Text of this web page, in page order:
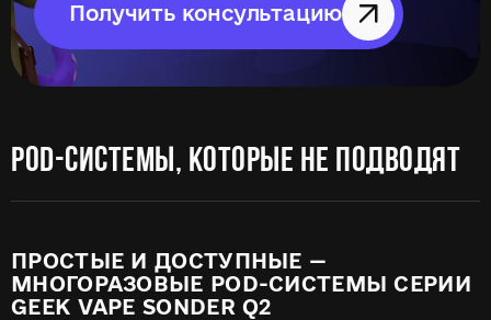
Получить консультацию
POD-СИСТЕМЫ, КОТОРЫЕ НЕ ПОДВОДЯТ
ПРОСТЫЕ И ДОСТУПНЫЕ —
МНОГОРАЗОВЫЕ POD-СИСТЕМЫ СЕРИИ
GEEK VAPE SONDER Q2